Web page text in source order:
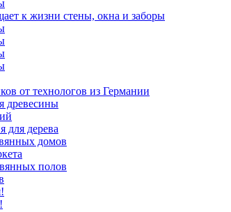
к жизни стены, окна и заборы
от технологов из Германии
древесины
для дерева
домов
полов